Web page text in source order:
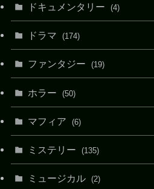
ドキュメンタリー (4)
ドラマ (174)
ファンタジー (19)
ホラー (50)
マフィア (6)
ミステリー (135)
ミュージカル (2)